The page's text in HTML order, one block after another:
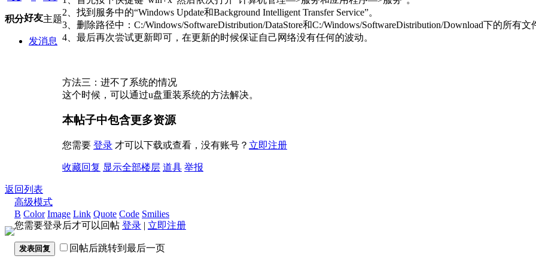
积分好友主题
发消息
2、找到服务中的“Windows Update和Background Intelligent Transfer Service”。
3、删除路径中：C:/Windows/SoftwareDistribution/DataStore和C:/Windows/SoftwareDistribution/Download下的所有文
4、最后再次尝试更新即可，在更新的时候保证自己网络没有任何的波动。
方法三：进不了系统的情况
这个时候，可以通过u盘重装系统的方法解决。
本帖子中包含更多资源
您需要 登录 才可以下载或查看，没有账号？ 立即注册
收藏回复 显示全部楼层 道具 举报
返回列表
高级模式
B Color Image Link Quote Code Smilies
您需要登录后才可以回帖 登录 | 立即注册
发表回复 回帖后跳转到最后一页